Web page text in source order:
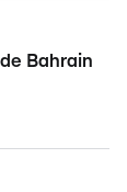
Bahrain